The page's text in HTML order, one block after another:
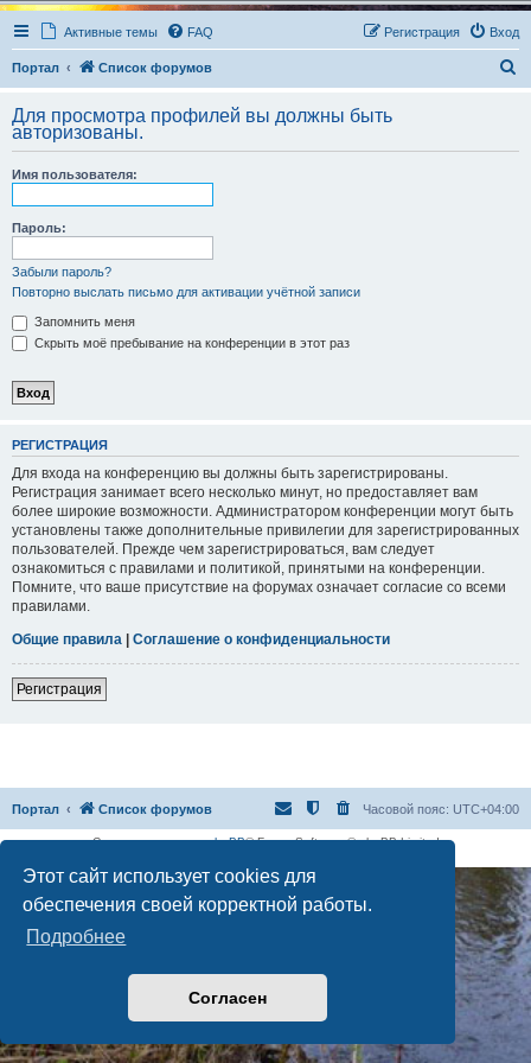
Этот сайт использует cookies для
обеспечения своей корректной работы.
Подробнее
Согласен
Активные темы FAQ Вход
Регистрация
Портал Список форумов
с
Для просмотра профилей вы должны быть
авторизованы.
Имя пользователя:
Пароль:
Забыли пароль?
Повторно выслать письмо для активации учётной записи
Запомнить меня
Скрыть моё пребывание на конференции в этот раз
РЕГИСТРАЦИЯ
Для входа на конференцию вы должны быть зарегистрированы.
Регистрация занимает всего несколько минут, но предоставляет вам
более широкие возможности. Администратором конференции могут быть
установлены также дополнительные привилегии для зарегистрированных
пользователей. Прежде чем зарегистрироваться, вам следует
ознакомиться с правилами и политикой, принятыми на конференции.
Помните, что ваше присутствие на форумах означает согласие со всеми
правилами.
Общие правила | Соглашение о конфиденциальности
Регистрация
Портал Список форумов Часовой пояс: UTC+04:00
Создано на основеphpBB® Forum Software © phpBB Limited